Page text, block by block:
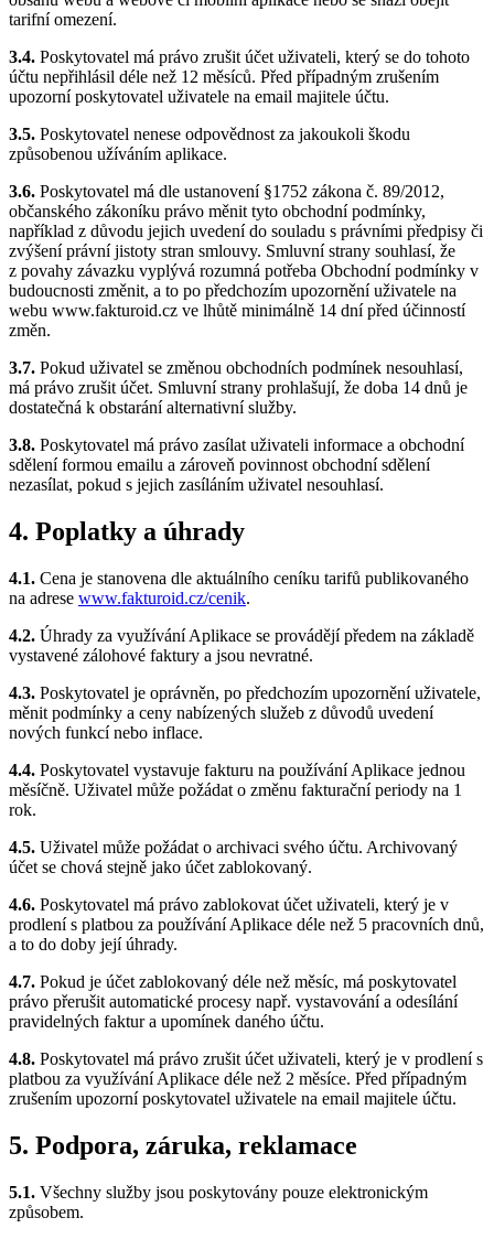
tarifní omezení.
3.4. Poskytovatel má právo zrušit účet uživateli, který se do tohoto
účtu nepřihlásil déle než 12 měsíců. Před případným zrušením
upozorní poskytovatel uživatele na email majitele účtu.
3.5. Poskytovatel nenese odpovědnost za jakoukoli škodu
způsobenou užíváním aplikace.
3.6. Poskytovatel má dle ustanovení §1752 zákona č. 89/2012,
občanského zákoníku právo měnit tyto obchodní podmínky,
například z důvodu jejich uvedení do souladu s právními předpisy či
zvýšení právní jistoty stran smlouvy. Smluvní strany souhlasí, že
z povahy závazku vyplývá rozumná potřeba Obchodní podmínky v
budoucnosti změnit, a to po předchozím upozornění uživatele na
webu www.fakturoid.cz ve lhůtě minimálně 14 dní před účinností
změn.
3.7. Pokud uživatel se změnou obchodních podmínek nesouhlasí,
má právo zrušit účet. Smluvní strany prohlašují, že doba 14 dnů je
dostatečná k obstarání alternativní služby.
3.8. Poskytovatel má právo zasílat uživateli informace a obchodní
sdělení formou emailu a zároveň povinnost obchodní sdělení
nezasílat, pokud s jejich zasíláním uživatel nesouhlasí.
4. Poplatky a úhrady
4.1. Cena je stanovena dle aktuálního ceníku tarifů publikovaného
na adrese www.fakturoid.cz/cenik.
4.2. Úhrady za využívání Aplikace se provádějí předem na základě
vystavené zálohové faktury a jsou nevratné.
4.3. Poskytovatel je oprávněn, po předchozím upozornění uživatele,
měnit podmínky a ceny nabízených služeb z důvodů uvedení
nových funkcí nebo inflace.
4.4. Poskytovatel vystavuje fakturu na používání Aplikace jednou
měsíčně. Uživatel může požádat o změnu fakturační periody na 1
rok.
4.5. Uživatel může požádat o archivaci svého účtu. Archivovaný
účet se chová stejně jako účet zablokovaný.
4.6. Poskytovatel má právo zablokovat účet uživateli, který je v
prodlení s platbou za používání Aplikace déle než 5 pracovních dnů,
a to do doby její úhrady.
4.7. Pokud je účet zablokovaný déle než měsíc, má poskytovatel
právo přerušit automatické procesy např. vystavování a odesílání
pravidelných faktur a upomínek daného účtu.
4.8. Poskytovatel má právo zrušit účet uživateli, který je v prodlení s
platbou za využívání Aplikace déle než 2 měsíce. Před případným
zrušením upozorní poskytovatel uživatele na email majitele účtu.
5. Podpora, záruka, reklamace
5.1. Všechny služby jsou poskytovány pouze elektronickým
způsobem.